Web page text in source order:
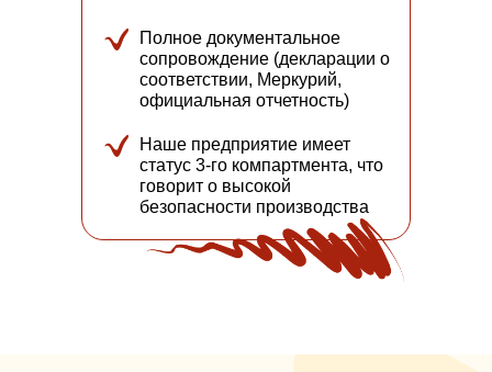
Полное документальное
сопровождение (декларации о
соответствии, Меркурий,
официальная отчетность)
Наше предприятие имеет
статус 3-го компартмента, что
говорит о высокой
безопасности производства